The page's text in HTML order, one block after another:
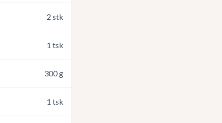
2 stk
1 tsk
300g
1 tsk